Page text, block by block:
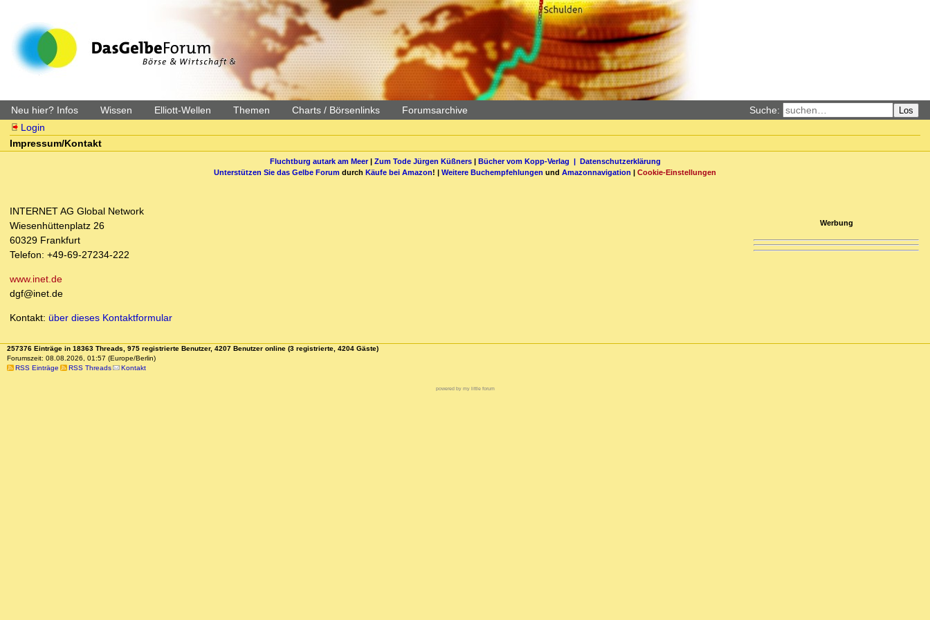
Neu hier? Infos Wissen Elliott-Wellen Themen Charts / Börsenlinks Forumsarchive Suche: Los
Login
Impressum/Kontakt
Fluchtburg autark am Meer| Zum Tode Jürgen Küßners| Bücher vom Kopp-Verlag | Datenschutzerklärung
Unterstützen Sie das Gelbe Forum durch Käufe bei Amazon! | Weitere Buchempfehlungen und Amazonnavigation | Cookie-Einstellungen
INTERNET AG Global Network
Wiesenhüttenplatz 26
60329 Frankfurt
Telefon: +49-69-27234-222
www.inet.de
dgf@inet.de
Kontakt: über dieses Kontaktformular
Werbung
257376 Einträge in 18363 Threads, 975 registrierte Benutzer, 4207 Benutzer online (3 registrierte, 4204 Gäste)
Forumszeit: 08.08.2026, 01:57 (Europe/Berlin)
RSS Einträge
RSS Threads Kontakt
powered by my little forum